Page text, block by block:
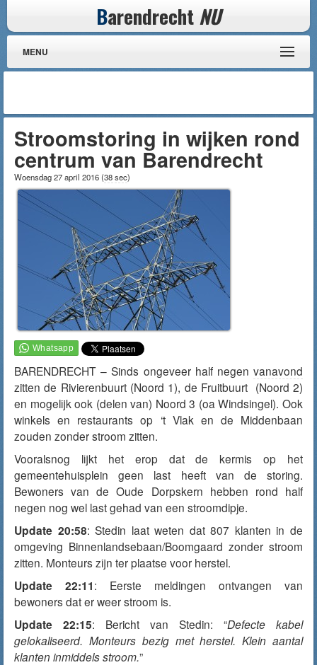
Barendrecht NU
MENU
Stroomstoring in wijken rond
centrum van Barendrecht
Woensdag 27 april 2016(38 sec)
BARENDRECHT – Sinds ongeveer half negen vanavond
zitten de Rivierenbuurt (Noord 1), de Fruitbuurt (Noord 2)
en mogelijk ook (delen van) Noord 3 (oa Windsingel). Ook
winkels en restaurants op ‘t Vlak en de Middenbaan
zouden zonder stroom zitten.
Vooralsnog lijkt het erop dat de kermis op het
gemeentehuisplein geen last heeft van de storing.
Bewoners van de Oude Dorpskern hebben rond half
negen nog wel last gehad van een stroomdipje.
Update 20:58: Stedin laat weten dat 807 klanten in de
omgeving Binnenlandsebaan/Boomgaard zonder stroom
zitten. Monteurs zijn ter plaatse voor herstel.
Update 22:11: Eerste meldingen ontvangen van
bewoners dat er weer stroom is.
Update 22:15: Bericht van Stedin: “Defecte kabel
gelokaliseerd. Monteurs bezig met herstel. Klein aantal
klanten inmiddels stroom.”